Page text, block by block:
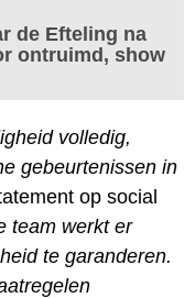
de Efteling na
ontruimd, show
volledig,
gebeurtenissen in
op social
team werkt er
te garanderen.